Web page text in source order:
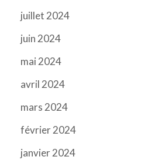
juillet 2024
juin 2024
mai 2024
avril 2024
mars 2024
février 2024
janvier 2024